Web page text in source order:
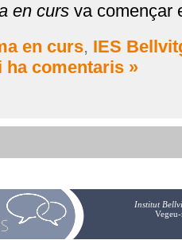
en curs va començar
en curs, IES
ha comentaris »
Institut